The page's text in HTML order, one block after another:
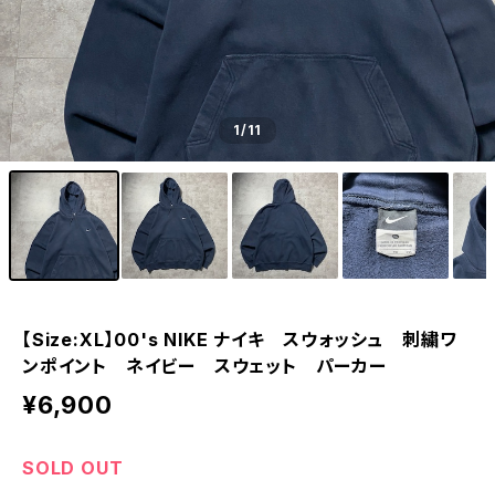
1/11
【Size:XL】00's NIKE ナイキ スウォッシュ 刺繍ワ
ンポイント ネイビー スウェット パーカー
¥6,900
SOLD OUT